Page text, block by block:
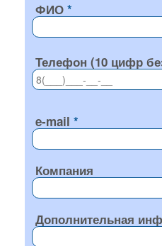
ФИО
Телефон (10 цифр
e-mail
Компания
Дополнительная